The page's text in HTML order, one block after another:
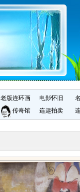
老版连环画 电影怀旧
传奇馆 连趣拍卖